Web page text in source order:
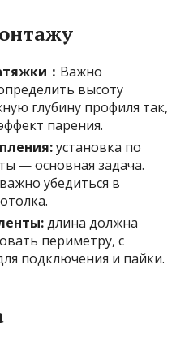
： Важно
высоту
глубину профиля так,
парения.
установка по
— основная задача.
убедиться в
длина должна
периметру, с
подключения и пайки.